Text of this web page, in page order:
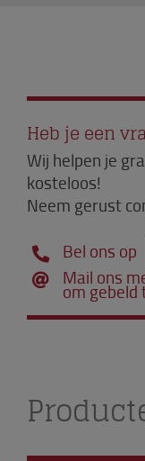
Heb je een
Wij helpen je
kosteloos!
Neem gerust
Bel ons op
Mail ons
om gebeld